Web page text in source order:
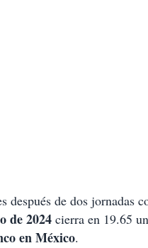
después de dos jornadas
de 2024 cierra en 19.65
en México.